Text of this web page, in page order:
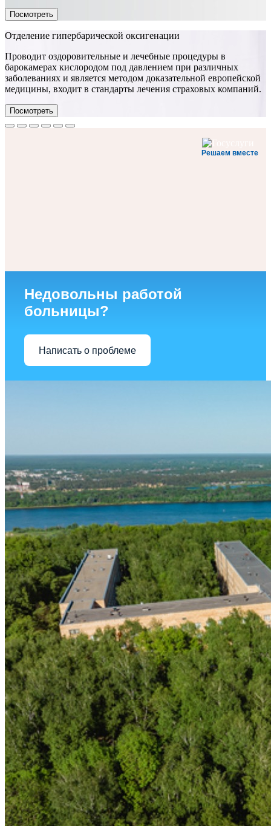
Посмотреть
Отделение гипербарической оксигенации
Проводит оздоровительные и лечебные процедуры в
барокамерах кислородом под давлением при различных
заболеваниях и является методом доказательной европейской
медицины, входит в стандарты лечения страховых компаний.
Посмотреть
Решаем вместе
Недовольны работой
больницы?
Написать о проблеме